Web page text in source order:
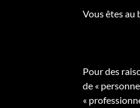
Vous êtes au
Pour des
de «
«